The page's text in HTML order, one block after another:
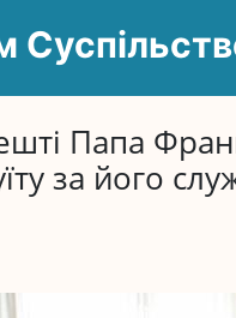
Папа
за його